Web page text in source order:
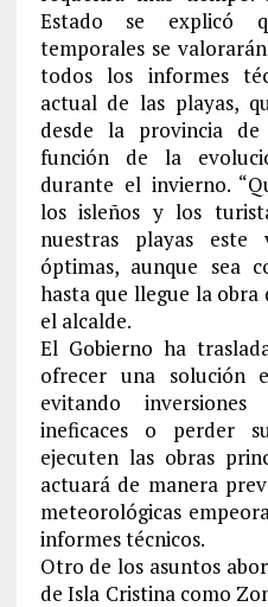
Estado se explicó
temporales se
todos los informes
actual de las playas,
desde la provincia
función de la
durante el invierno.
los isleños y los
nuestras playas este
óptimas, aunque sea
hasta que llegue la obra
el alcalde.
El Gobierno ha
ofrecer una solución
evitando
ineficaces o perder
ejecuten las obras
actuará de manera
meteorológicas
informes técnicos.
Otro de los asuntos
de Isla Cristina como